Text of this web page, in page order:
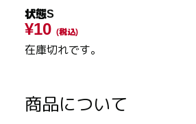
状態S
¥10 (税込)
在庫切れです。
商品について